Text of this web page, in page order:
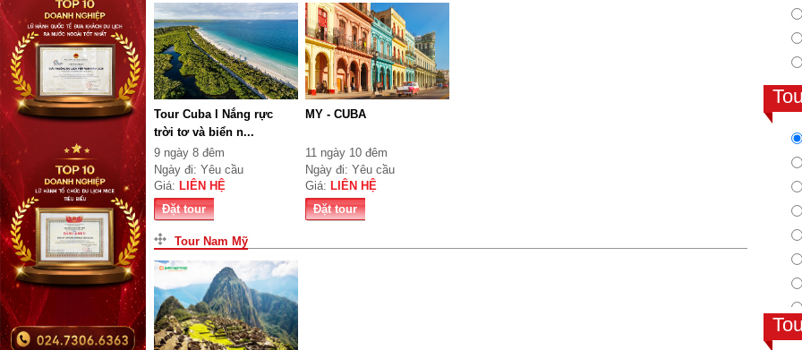
Tour Cuba l Nắng rực
trời tơ và biển n...
9 ngày 8 đêm
Ngày đi: Yêu cầu
Giá: LIÊN HỆ
Đặt tour
MY - CUBA
11 ngày 10 đêm
Ngày đi: Yêu cầu
Giá: LIÊN HỆ
Đặt tour
Tour Nam Mỹ